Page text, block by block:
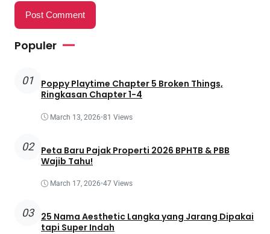
Populer
01
Poppy Playtime Chapter 5 Broken Things,
Ringkasan Chapter 1-4
March 13, 2026•81 Views
02
Peta Baru Pajak Properti 2026 BPHTB & PBB
Wajib Tahu!
March 17, 2026•47 Views
03
25 Nama Aesthetic Langka yang Jarang Dipakai
tapi Super Indah